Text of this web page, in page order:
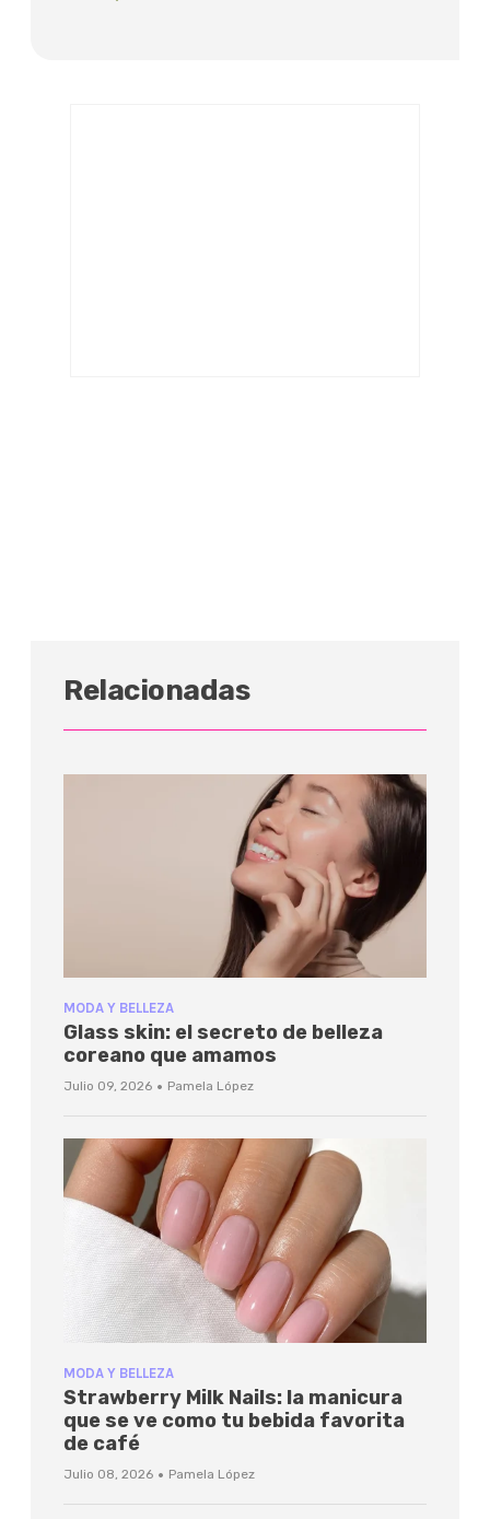
Relacionadas
MODA Y BELLEZA
Glass skin: el secreto de belleza
coreano que amamos
Julio 09, 2026 · Pamela López
MODA Y BELLEZA
Strawberry Milk Nails: la manicura
que se ve como tu bebida favorita
de café
Julio 08, 2026 · Pamela López